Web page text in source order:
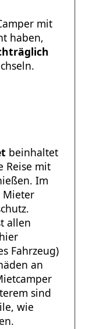
mit
haben,
beinhaltet
Reise mit
Im
Mieter
allen
Fahrzeug)
an
sind
wie